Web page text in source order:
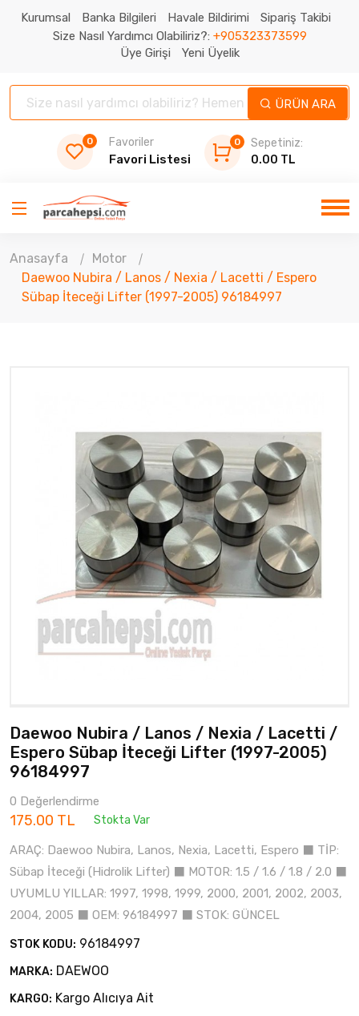
Kurumsal Banka Bilgileri Havale Bildirimi
Sipariş Takibi
Size Nasıl Yardımcı Olabiliriz?: +905323373599
Üye Girişi
Yeni Üyelik
ÜRÜN ARA
0 Favoriler
Favori Listesi
0
Sepetiniz:
0.00 TL
Anasayfa
Motor
Daewoo Nubira / Lanos / Nexia / Lacetti / Espero
Sübap İteceği Lifter (1997-2005) 96184997
Daewoo Nubira / Lanos / Nexia / Lacetti /
Espero Sübap İteceği Lifter (1997-2005)
96184997
0 Değerlendirme
175.00 TL Stokta Var
ARAÇ: Daewoo Nubira, Lanos, Nexia, Lacetti, Espero ⬛ TİP:
Sübap İteceği (Hidrolik Lifter) ⬛ MOTOR: 1.5 / 1.6 / 1.8 / 2.0 ⬛
UYUMLU YILLAR: 1997, 1998, 1999, 2000, 2001, 2002, 2003,
2004, 2005 ⬛ OEM: 96184997 ⬛ STOK: GÜNCEL
STOK KODU: 96184997
MARKA: DAEWOO
KARGO: Kargo Alıcıya Ait